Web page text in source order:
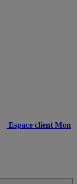
Espace client Mon